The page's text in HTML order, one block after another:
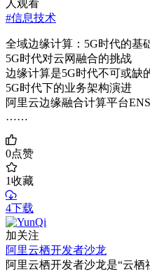
人观看
#信息技术
全域边缘计算：5G时代的基
5G时代对云网融合的挑战
边缘计算是5G时代不可或缺
5G时代下的业务架构演进
阿里云边缘融合计算平台ENS
……
0点赞
1收藏
4下载
加关注
阿里云栖开发者沙龙
阿里云栖开发者沙龙是“云栖